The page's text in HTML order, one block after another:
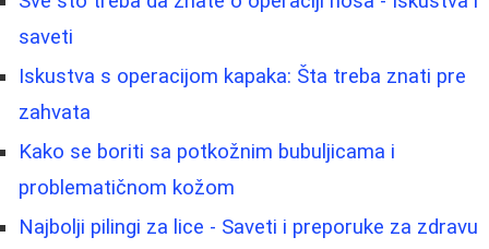
saveti
Iskustva s operacijom kapaka: Šta treba znati pre
zahvata
Kako se boriti sa potkožnim bubuljicama i
problematičnom kožom
Najbolji pilingi za lice - Saveti i preporuke za zdravu